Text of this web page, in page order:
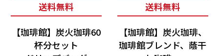
送料無料
【珈琲館】炭火珈琲60
杯分セット
送料無料
【珈琲館】炭火珈琲、
珈琲館ブレンド、蔭干